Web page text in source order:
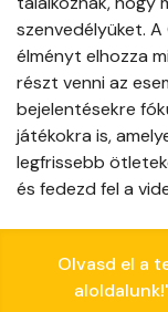
szenvedélyüket.
élményt elhozza
részt venni az
bejelentésekre
játékokra is,
legfrissebb
és fedezd fel a
Olvasd el a